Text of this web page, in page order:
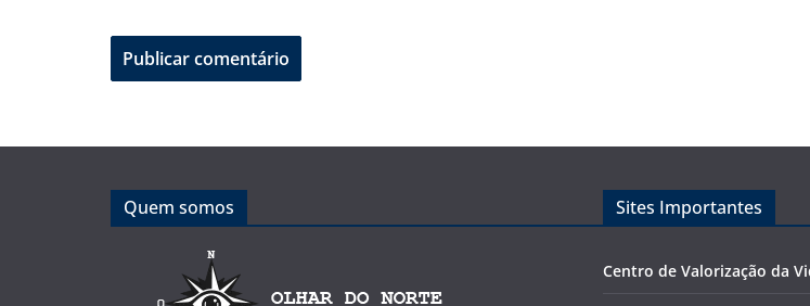
Quem somos Sites Importantes
Centro de Valorização da